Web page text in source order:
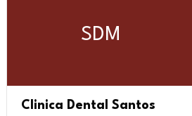
SDM
Clinica Dental Santos